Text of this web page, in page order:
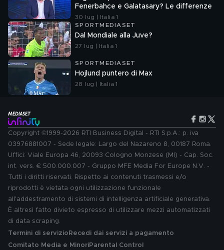
Fenerbahce e Galatasary? Le differenze
30 lug | Italia 1
SPORTMEDIASET
Dal Mondiale alla Juve?
27 lug | Italia 1
SPORTMEDIASET
Hojlund puntero di Max
28 lug | Italia 1
Copyright ©1999-2026 RTI Business Digital - RTI S.p.A.: p. iva
03976881007 - Sede legale: Largo del Nazareno 8, 00187 Roma.
Uffici: Viale Europa 46, 20093 Cologno Monzese (MI) - Cap. Soc.
int. vers. € 500.000.007 - Gruppo MFE Media For Europe N.V. -
Tutti i diritti riservati. Rispetto ai contenuti trasmessi e/o
riprodotti è vietata ogni utilizzazione funzionale
all'addestramento di sistemi di intelligenza artificiale generativa.
È altresì fatto divieto espresso di utilizzare mezzi automatizzati
di data scraping.
Termini di servizio Recedi dai servizi a pagamento
Comitato Media e MinoriParental Control